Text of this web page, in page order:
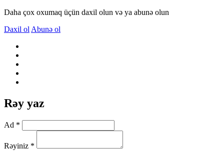
Daha çox oxumaq üçün daxil olun və ya abunə olun
Daxil ol Abunə ol
Rəy yaz
Ad *
Rəyiniz *